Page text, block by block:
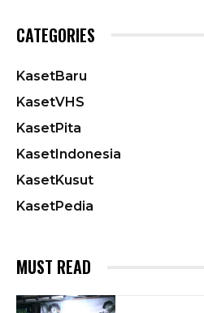
CATEGORIES
KasetBaru
KasetVHS
KasetPita
KasetIndonesia
KasetKusut
KasetPedia
MUST READ